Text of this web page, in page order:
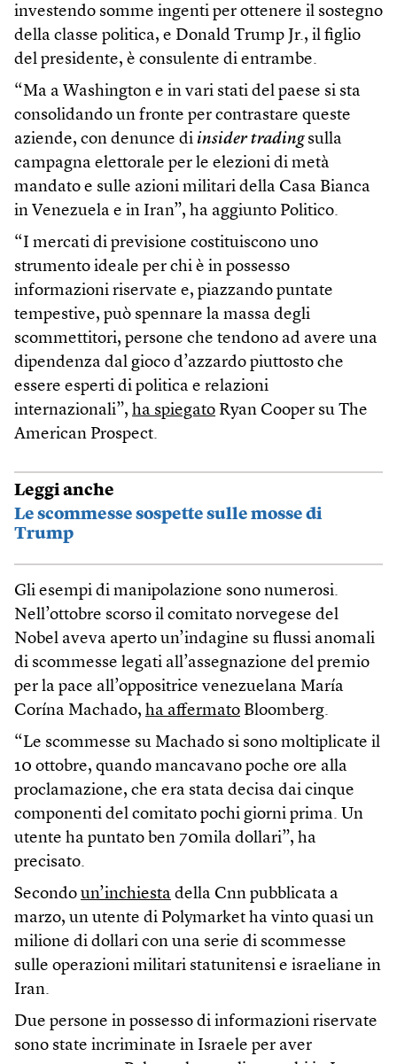
investendo somme ingenti per ottenere il sostegno
della classe politica, e Donald Trump Jr., il figlio
del presidente, è consulente di entrambe.
“Ma a Washington e in vari stati del paese si sta
consolidando un fronte per contrastare queste
aziende, con denunce di insider tradingsulla
campagna elettorale per le elezioni di metà
mandato e sulle azioni militari della Casa Bianca
in Venezuela e in Iran”, ha aggiunto Politico.
“I mercati di previsione costituiscono uno
strumento ideale per chi è in possesso
informazioni riservate e, piazzando puntate
tempestive, può spennare la massa degli
scommettitori, persone che tendono ad avere una
dipendenza dal gioco d’azzardo piuttosto che
essere esperti di politica e relazioni
internazionali”, ha spiegato Ryan Cooper su The
American Prospect.
Leggi anche
Le scommesse sospette sulle mosse di
Trump
Gli esempi di manipolazione sono numerosi.
Nell’ottobre scorso il comitato norvegese del
Nobel aveva aperto un’indagine su flussi anomali
di scommesse legati all’assegnazione del premio
per la pace all’oppositrice venezuelana María
Corína Machado, ha affermato Bloomberg.
“Le scommesse su Machado si sono moltiplicate il
10 ottobre, quando mancavano poche ore alla
proclamazione, che era stata decisa dai cinque
componenti del comitato pochi giorni prima. Un
utente ha puntato ben 70mila dollari”, ha
precisato.
Secondo un’inchiesta della Cnn pubblicata a
marzo, un utente di Polymarket ha vinto quasi un
milione di dollari con una serie di scommesse
sulle operazioni militari statunitensi e israeliane in
Iran.
Due persone in possesso di informazioni riservate
sono state incriminate in Israele per aver